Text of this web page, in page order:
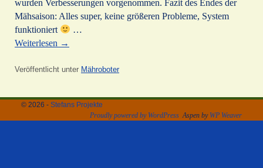
wurden Verbesserungen vorgenommen. Fazit des Endes der
Mähsaison: Alles super, keine größeren Probleme, System
funktioniert
…
Weiterlesen →
Veröffentlicht unter Mähroboter
© 2026 - Stefans Projekte
Proudly powered by WordPress Aspen by WP Weaver